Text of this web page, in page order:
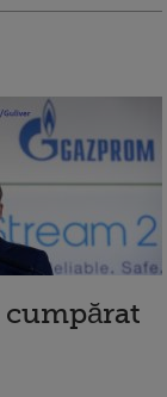
cumpărat